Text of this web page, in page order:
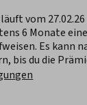
vom 27.02.26
6 Monate
Es kann
bis du die